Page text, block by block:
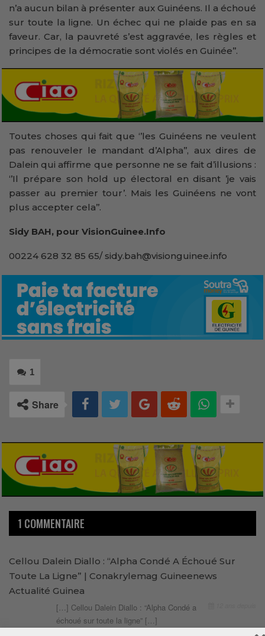
n’a aucun bilan à présenter aux Guinéens. Il a échoué
sur toute la ligne. Un échec qui ne plaide pas en sa
faveur. Car, la pauvreté s’est aggravée, les règles et
principes de la démocratie sont violés en Guinée’’.
Toutes choses qui fait que ‘’les Guinéens ne veulent
pas renouveler le mandant d’Alpha’’, aux dires de
Dalein qui affirme que personne ne se fait d’illusions :
‘’Il prépare son hold up électoral en disant ’je vais
passer au premier tour’. Mais les Guinéens ne vont
plus accepter cela’’.
Sidy BAH, pour VisionGuinee.Info
00224 628 32 85 65/ sidy.bah@visionguinee.info
1
Share
1 COMMENTAIRE
Cellou Dalein Diallo : “Alpha Condé A Échoué Sur
Toute La Ligne” | Conakrylemag Guineenews
Actualité Guinea
[…] Cellou Dalein Diallo : “Alpha Condé a
échoué sur toute la ligne” […]